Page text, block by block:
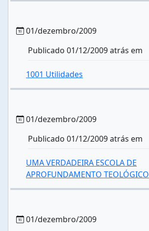
01/dezembro/2009
Publicado 01/12/2009 atrás em
1001 Utilidades
01/dezembro/2009
Publicado 01/12/2009 atrás em
UMA VERDADEIRA ESCOLA DE
APROFUNDAMENTO TEOLÓGICO
01/dezembro/2009